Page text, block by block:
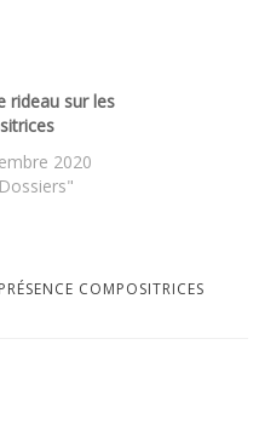
rideau sur les
2020
PRÉSENCE COMPOSITRICES